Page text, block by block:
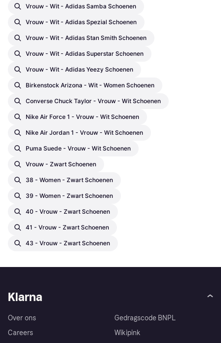
Vrouw - Wit - Adidas Samba Schoenen
Vrouw - Wit - Adidas Spezial Schoenen
Vrouw - Wit - Adidas Stan Smith Schoenen
Vrouw - Wit - Adidas Superstar Schoenen
Vrouw - Wit - Adidas Yeezy Schoenen
Birkenstock Arizona - Wit - Women Schoenen
Converse Chuck Taylor - Vrouw - Wit Schoenen
Nike Air Force 1 - Vrouw - Wit Schoenen
Nike Air Jordan 1 - Vrouw - Wit Schoenen
Puma Suede - Vrouw - Wit Schoenen
Vrouw - Zwart Schoenen
38 - Women - Zwart Schoenen
39 - Women - Zwart Schoenen
40 - Vrouw - Zwart Schoenen
41 - Vrouw - Zwart Schoenen
43 - Vrouw - Zwart Schoenen
Klarna
Over ons
Careers
Gedragscode BNPL
Wikipink